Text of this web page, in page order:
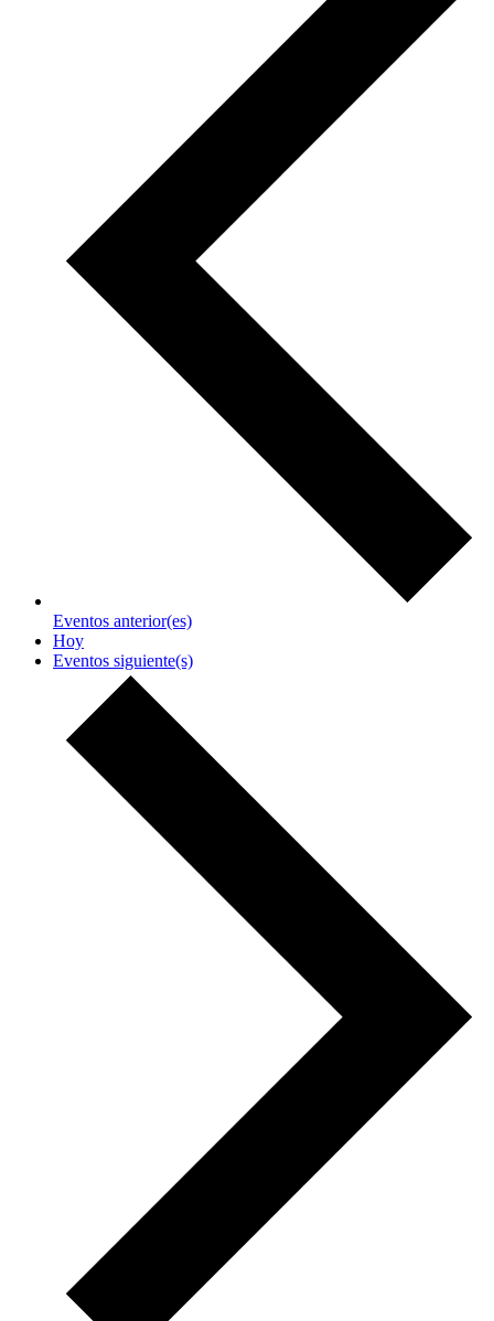
Eventos anterior(es)
Hoy
Eventos siguiente(s)